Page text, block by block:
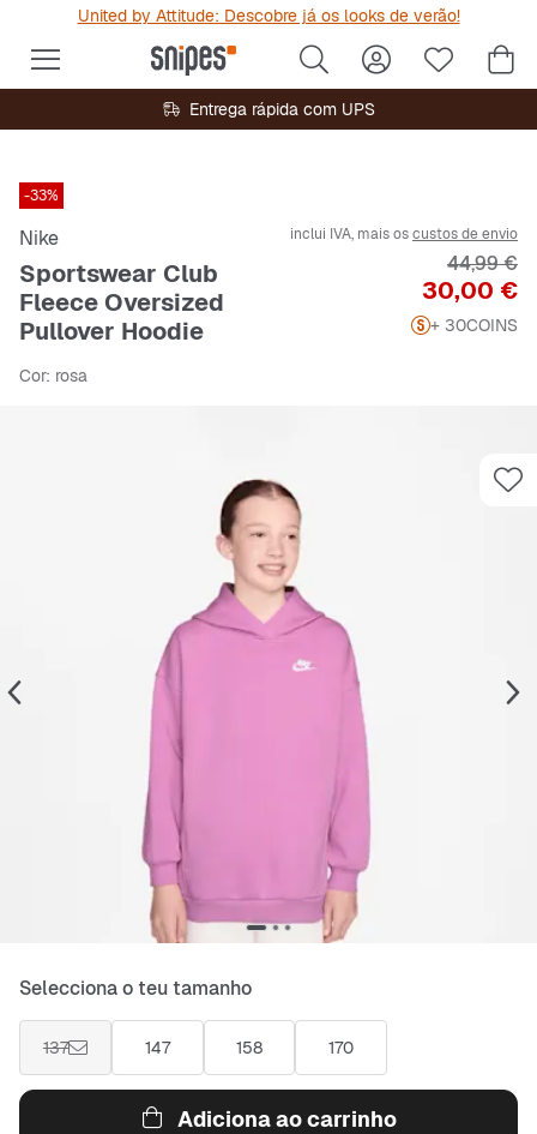
United by Attitude: Descobre já os looks de verão!
Entrega rápida com UPS
-33%
Nike
Sportswear Club
Fleece Oversized
Pullover Hoodie
inclui IVA, mais oscustos de envio
Preço
30,00 €
Preço
44,99 €
+ 30COINS
Cor: rosa
Selecciona o teu tamanho
137 147 158 170
Adiciona ao carrinho